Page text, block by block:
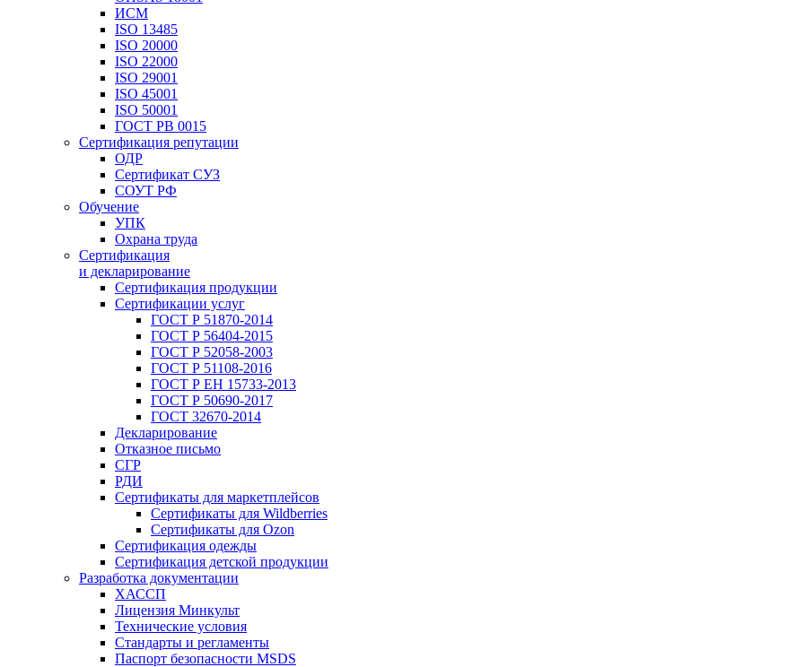
ИСМ
ISO 13485
ISO 20000
ISO 22000
ISO 29001
ISO 45001
ISO 50001
ГОСТ РВ 0015
Сертификация репутации
ОДР
Сертификат СУЗ
СОУТ РФ
Обучение
УПК
Охрана труда
Сертификация
и декларирование
Сертификация продукции
Сертификации услуг
ГОСТ Р 51870-2014
ГОСТ Р 56404-2015
ГОСТ Р 52058-2003
ГОСТ Р 51108-2016
ГОСТ Р ЕН 15733-2013
ГОСТ Р 50690-2017
ГОСТ 32670-2014
Декларирование
Отказное письмо
СГР
РДИ
Сертификаты для маркетплейсов
Сертификаты для Wildberries
Сертификаты для Ozon
Сертификация одежды
Сертификация детской продукции
Разработка документации
ХАССП
Лицензия Минкульт
Технические условия
Стандарты и регламенты
Паспорт безопасности MSDS